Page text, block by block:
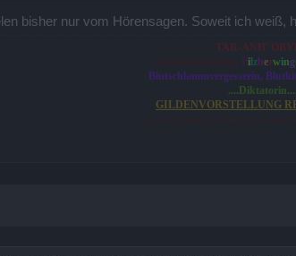
bisher nur vom Hörensagen. Soweit ich weiß,
TAR-ANH'
i z bezwing
Blutschlammvergesserin,
....Diktatorin....
GILDENVORSTELLUNG